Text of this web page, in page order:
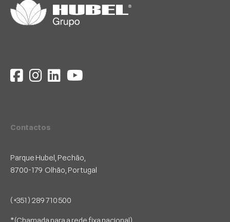
Contactos
Parque Hubel, Pechão,
8700-179 Olhão, Portugal
(+351) 289 710 500